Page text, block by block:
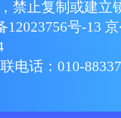
禁止复制或建立
12023756号-13
电话：010-